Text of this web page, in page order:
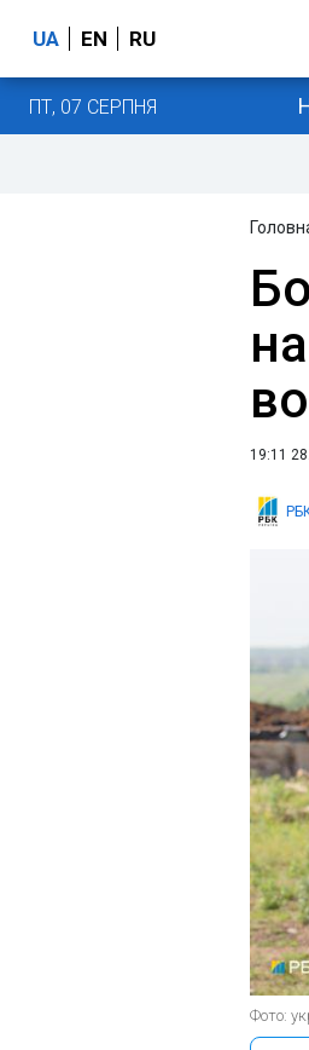
UA EN RU
ПТ, 07 СЕРПНЯ
19:11
Фото: